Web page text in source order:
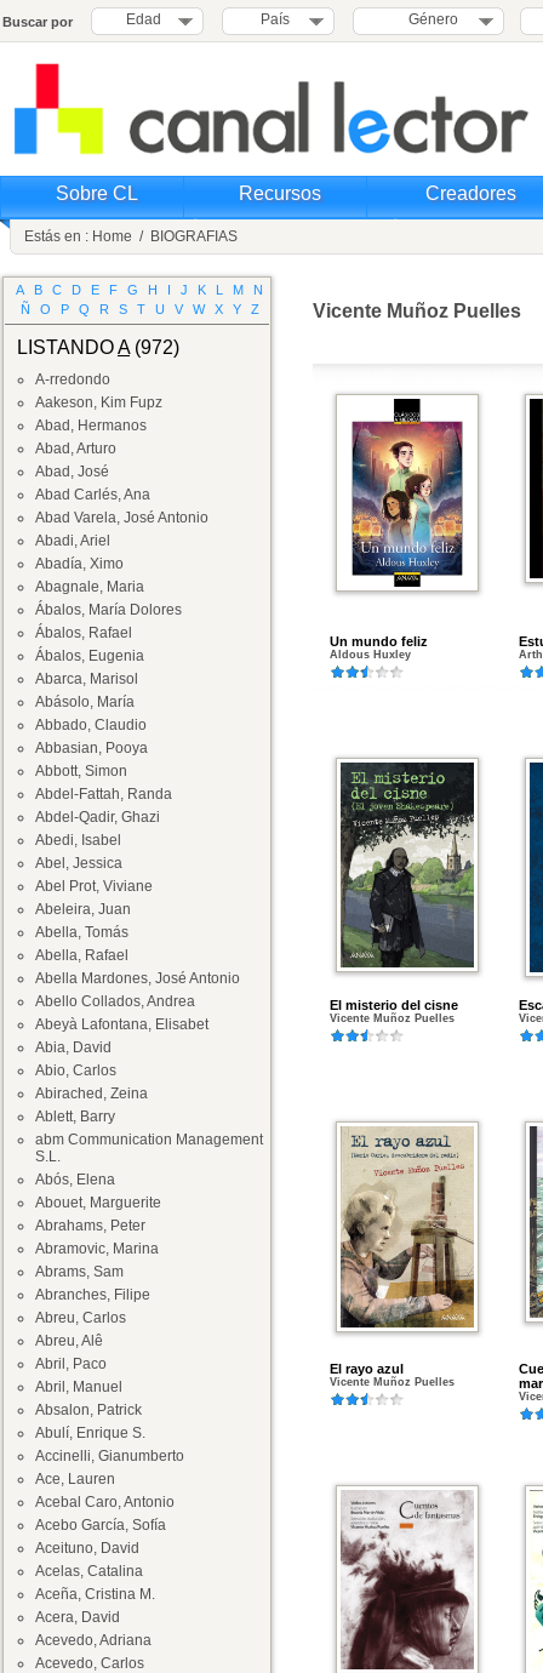
Buscar por Edad País Género
Sobre CL Recursos Creadores
Estás en : Home / BIOGRAFIAS
A B C D E F G H I J K L M
N
Ñ
O P Q R S T U V W X Y Z
LISTANDOA(972)
A-rredondo
Aakeson, Kim Fupz
Abad, Hermanos
Abad, Arturo
Abad, José
Abad Carlés, Ana
Abad Varela, José Antonio
Abadi, Ariel
Abadía, Ximo
Abagnale, Maria
Ábalos, María Dolores
Ábalos, Rafael
Ábalos, Eugenia
Abarca, Marisol
Abásolo, María
Abbado, Claudio
Abbasian, Pooya
Abbott, Simon
Abdel-Fattah, Randa
Abdel-Qadir, Ghazi
Abedi, Isabel
Abel, Jessica
Abel Prot, Viviane
Abeleira, Juan
Abella, Tomás
Abella, Rafael
Abella Mardones, José Antonio
Abello Collados, Andrea
Abeyà Lafontana, Elisabet
Abia, David
Abio, Carlos
Abirached, Zeina
Ablett, Barry
abm Communication Management
S.L.
Abós, Elena
Abouet, Marguerite
Abrahams, Peter
Abramovic, Marina
Abrams, Sam
Abranches, Filipe
Abreu, Carlos
Abreu, Alê
Abril, Paco
Abril, Manuel
Absalon, Patrick
Abulí, Enrique S.
Accinelli, Gianumberto
Ace, Lauren
Acebal Caro, Antonio
Acebo García, Sofía
Aceituno, David
Acelas, Catalina
Aceña, Cristina M.
Acera, David
Acevedo, Adriana
Acevedo, Carlos
Vicente Muñoz Puelles
Un mundo feliz
Aldous Huxley
El misterio del cisne
Vicente Muñoz Puelles
El rayo azul
Vicente Muñoz Puelles
mar